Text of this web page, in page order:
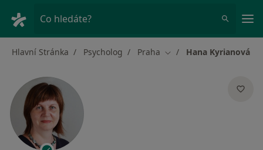
Co hledáte?
Hlavní Stránka Psycholog Praha Změna města
Hana Kyrianová